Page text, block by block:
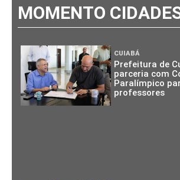
MOMENTO
CUIABÁ
Prefeitura de
parceria com
Paralímpico
professores